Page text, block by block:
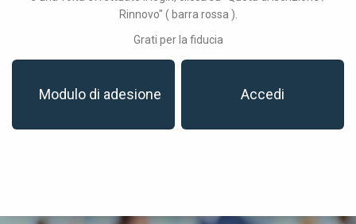
Rinnovo" ( barra rossa ).
Grati per la fiducia
Modulo di adesione Accedi